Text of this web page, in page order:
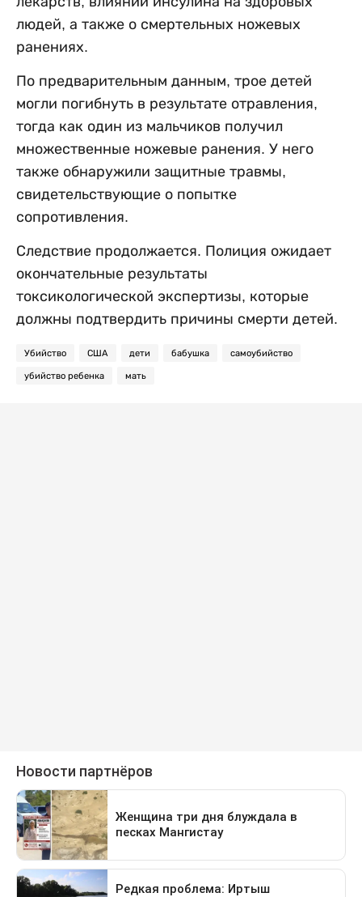
людей, а также о смертельных ножевых
ранениях.
По предварительным данным, трое детей
могли погибнуть в результате отравления,
тогда как один из мальчиков получил
множественные ножевые ранения. У него
также обнаружили защитные травмы,
свидетельствующие о попытке
сопротивления.
Следствие продолжается. Полиция ожидает
окончательные результаты
токсикологической экспертизы, которые
должны подтвердить причины смерти детей.
Убийство США дети бабушка самоубийство
убийство ребенка мать